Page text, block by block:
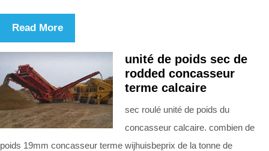
Read More
unité de poids sec de
rodded concasseur
terme calcaire
sec roulé unité de poids du
concasseur calcaire. combien de
poids 19mm concasseur terme wijhuisbeprix de la tonne de